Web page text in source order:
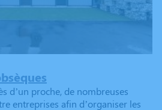
d’un proche, de nombreuses
entreprises afin d’organiser les